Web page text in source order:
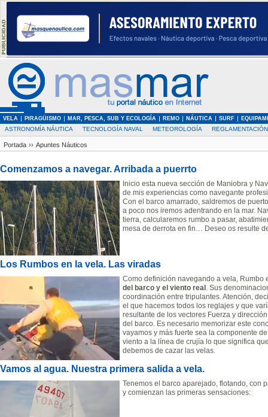
VELA PIRAGÜISMO MAR, PESCA, SUB Y ECOLOGÍA REMO NÁUTICA SURF
ASTRONOMÍA NÁUTICA TECNOLOGÍA NAVAL METEOROLOGÍA REGLAMENTACIÓN
Portada ›› Apuntes Náuticos
Comenzamos a navegar. Arribada a puerrto
Inicio esta nueva sección de Maniobra y
de mis experiencias como navegante
Con el barco amarrado, saldremos de
a poco nos iremos adentrando en la mar.
tierra, calcularemos rumbo a pasar,
mesa de derrota en fin… Deseo os resulte
Los Rumbos en la vela. Las viradas
Como definición navegando a vela, Rumbo
del barco y el viento real . Sus
coordinación entre tripulantes. Atención,
el que hacemos todos los reglajes y que
resultante de los vectores Fuerza y
del barco. Es necesario memorizar este
vayamos y más fuerte sea la componente
viento a la línea de crujía lo que significa
debemos de cazar las velas.
Vamos al agua. Nuestra primera salida a vela.
Tenemos el barco aparejado, flotando, con
y comienzan las primeras sensaciones: